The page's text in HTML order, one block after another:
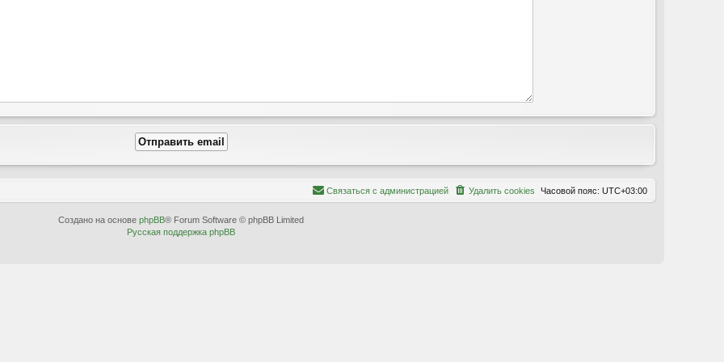
Часовой пояс: UTC+03:00
Удалить cookies
Связаться с администрацией
Создано на основе phpBB® Forum Software © phpBB Limited
Русская поддержка phpBB